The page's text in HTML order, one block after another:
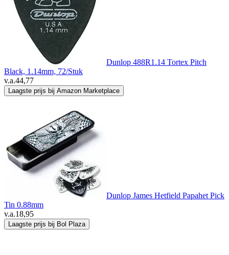
Dunlop 488R1.14 Tortex Pitch
Black, 1.14mm, 72/Stuk
v.a.44,77
Laagste prijs bij Amazon Marketplace
Dunlop James Hetfield Papahet Pick
Tin 0.88mm
v.a.18,95
Laagste prijs bij Bol Plaza